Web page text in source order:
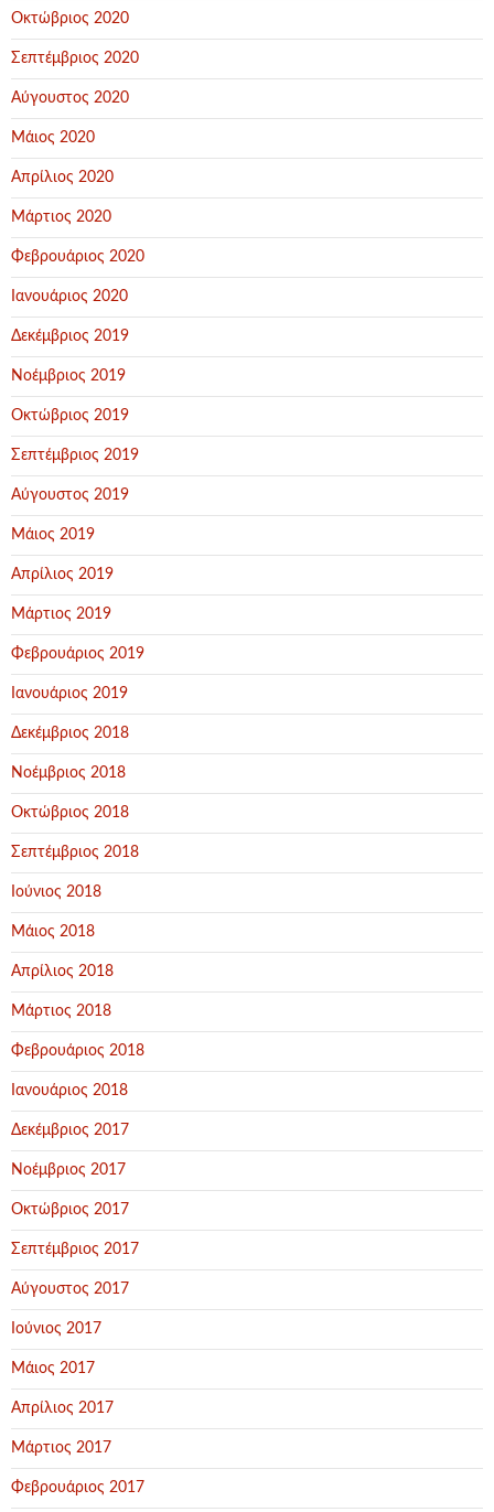
Οκτώβριος 2020
Σεπτέμβριος 2020
Αύγουστος 2020
Μάιος 2020
Απρίλιος 2020
Μάρτιος 2020
Φεβρουάριος 2020
Ιανουάριος 2020
Δεκέμβριος 2019
Νοέμβριος 2019
Οκτώβριος 2019
Σεπτέμβριος 2019
Αύγουστος 2019
Μάιος 2019
Απρίλιος 2019
Μάρτιος 2019
Φεβρουάριος 2019
Ιανουάριος 2019
Δεκέμβριος 2018
Νοέμβριος 2018
Οκτώβριος 2018
Σεπτέμβριος 2018
Ιούνιος 2018
Μάιος 2018
Απρίλιος 2018
Μάρτιος 2018
Φεβρουάριος 2018
Ιανουάριος 2018
Δεκέμβριος 2017
Νοέμβριος 2017
Οκτώβριος 2017
Σεπτέμβριος 2017
Αύγουστος 2017
Ιούνιος 2017
Μάιος 2017
Απρίλιος 2017
Μάρτιος 2017
Φεβρουάριος 2017